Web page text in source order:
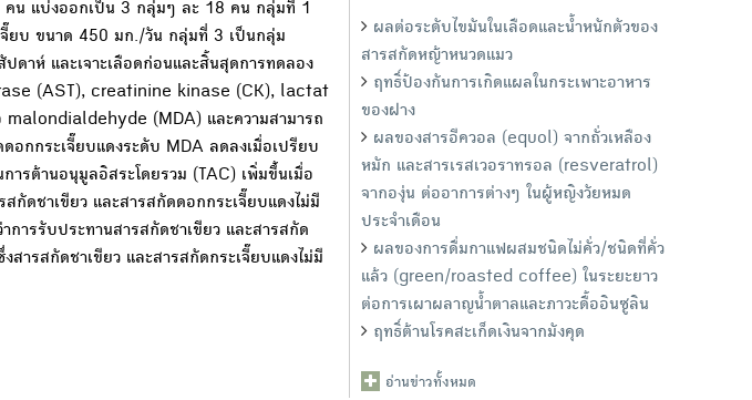
น แบ่งออกเป็น 3 กลุ่มๆ ละ 18 คน กลุ่มที่ 1
จี๊ยบ ขนาด 450 มก./วัน กลุ่มที่ 3 เป็นกลุ่ม
าห์ และเจาะเลือดก่อนและสิ้นสุดการทดลอง
(AST), creatinine kinase (CK), lactat
(MDA) และความสามารถ
อกกระเจี๊ยบแดงระดับ MDA ลดลงเมื่อเปรียบ
รต้านอนุมูลอิสระโดยรวม (TAC) เพิ่มขึ้นเมื่อ
กัดชาเขียว และสารสกัดดอกกระเจี๊ยบแดงไม่มี
การรับประทานสารสกัดชาเขียว และสารสกัด
ารสกัดชาเขียว และสารสกัดกระเจี๊ยบแดงไม่มี
ผลต่อระดับไขมันในเลือดและน้ำหนักตัวของ
สารสกัดหญ้าหนวดแมว
ฤทธิ์ป้องกันการเกิดแผลในกระเพาะอาหาร
ของฝาง
ผลของสารอีควอล (equol) จากถั่วเหลือง
หมัก และสารเรสเวอราทรอล (resveratrol)
จากองุ่น ต่ออาการต่างๆ ในผู้หญิงวัยหมด
ประจำเดือน
ผลของการดื่มกาแฟผสมชนิดไม่คั่ว/ชนิดที่คั่ว
แล้ว (green/roasted coffee) ในระยะยาว
ต่อการเผาผลาญน้ำตาลและภาวะดื้ออินซูลิน
ฤทธิ์ต้านโรคสะเก็ดเงินจากมังคุด
อ่านข่าวทั้งหมด